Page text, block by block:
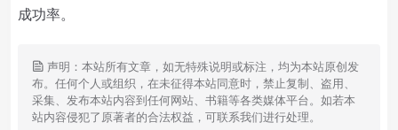
成功率。
声明：本站所有文章，如无特殊说明或标注，均为本站原创发
布。任何个人或组织，在未征得本站同意时，禁止复制、盗用、
采集、发布本站内容到任何网站、书籍等各类媒体平台。如若本
站内容侵犯了原著者的合法权益，可联系我们进行处理。